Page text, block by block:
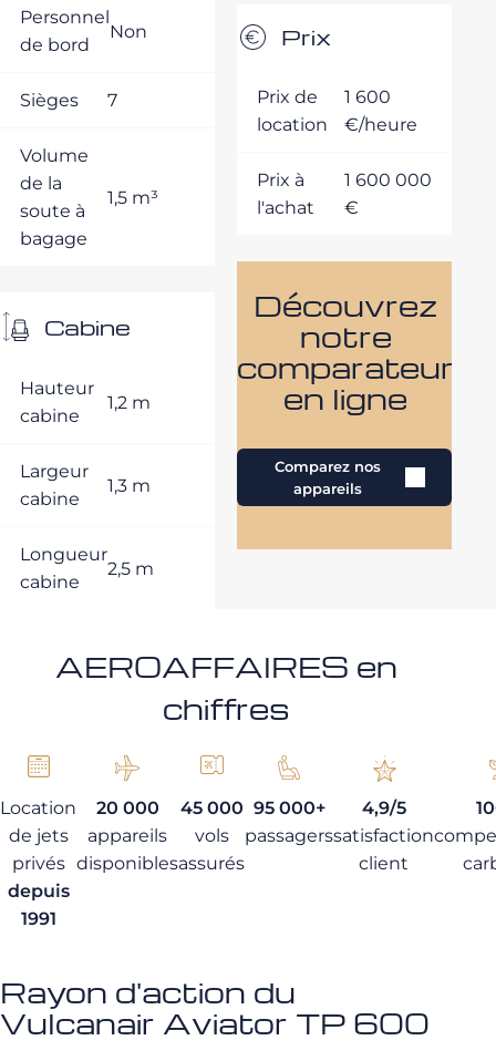
Personnel
de bord
Non
Sièges 7
Volume
de la
soute à
bagage
1,5 m³
Cabine
Hauteur
cabine
1,2 m
Largeur
cabine
1,3 m
Longueur
cabine
2,5 m
Prix
Prix de
location
1 600
€/heure
Prix à
l'achat
1 600 000
€
Découvrez
notre
comparateur
en ligne
Comparez nos
appareils
AEROAFFAIRES en
chiffres
Location
de jets
privés
depuis
1991
20 000
appareils
disponibles
45 000
vols
assurés
95 000+
passagers
4,9/5
satisfaction
client
Rayon d'action du
Vulcanair Aviator TP 600